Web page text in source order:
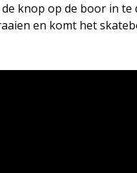
knop op de boor in te
en komt het